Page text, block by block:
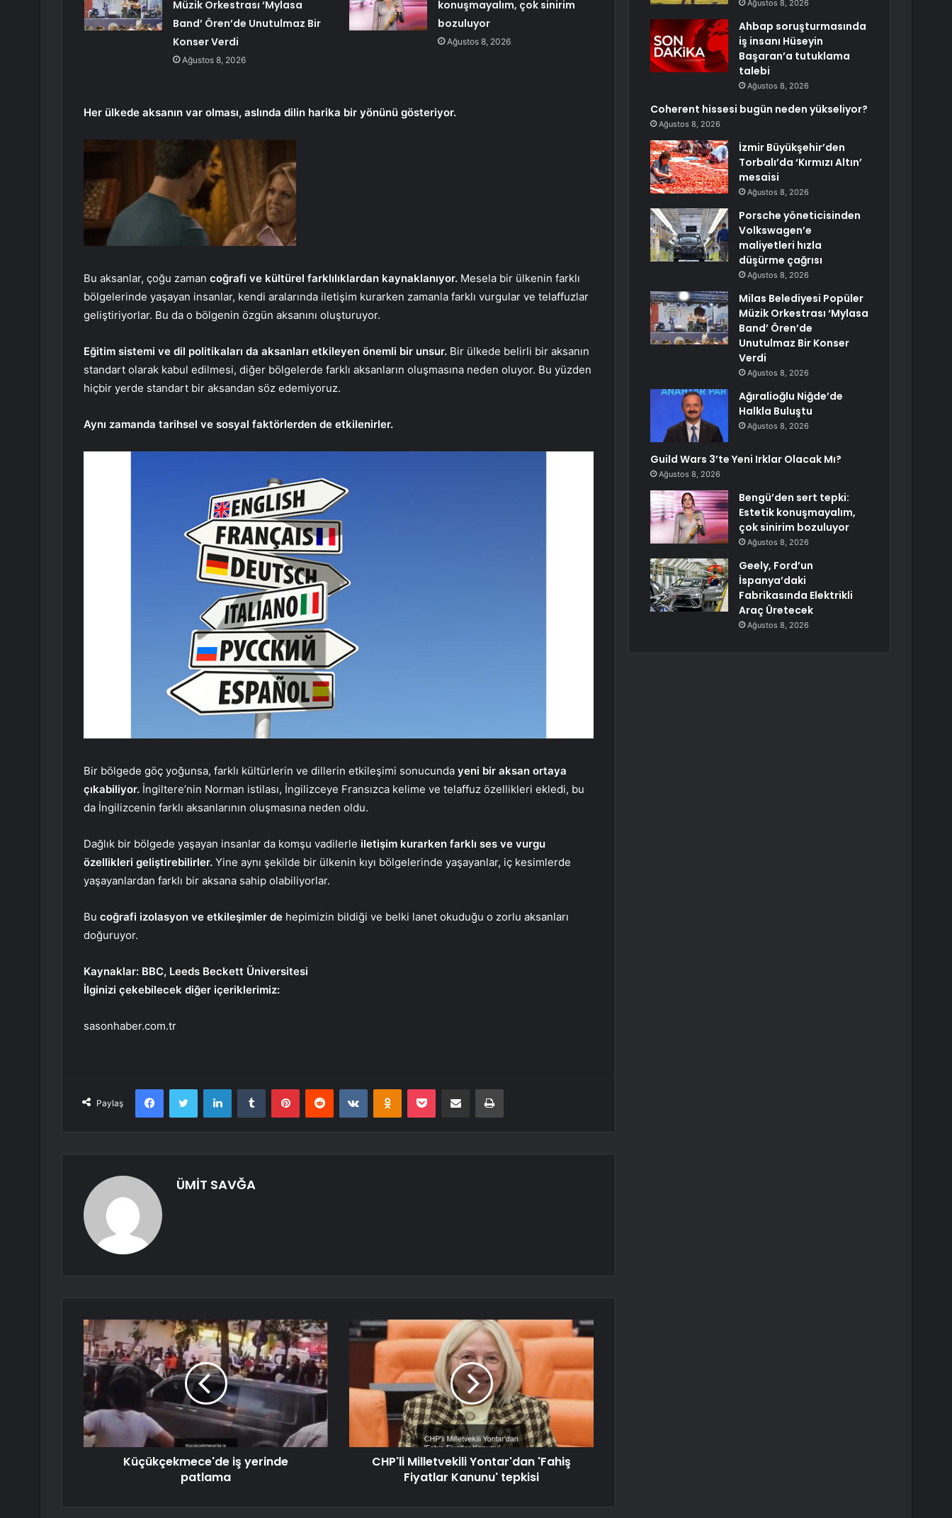
Müzik Orkestrası ‘Mylasa
Band’ Ören’de Unutulmaz Bir
Konser Verdi
Ağustos 8, 2026
konuşmayalım, çok sinirim
bozuluyor
Ağustos 8, 2026
Her ülkede aksanın var olması, aslında dilin harika bir yönünü gösteriyor.
Bu aksanlar, çoğu zaman coğrafi ve kültürel farklılıklardan kaynaklanıyor. Mesela bir ülkenin farklı
bölgelerinde yaşayan insanlar, kendi aralarında iletişim kurarken zamanla farklı vurgular ve telaffuzlar
geliştiriyorlar. Bu da o bölgenin özgün aksanını oluşturuyor.
Eğitim sistemi ve dil politikaları da aksanları etkileyen önemli bir unsur. Bir ülkede belirli bir aksanın
standart olarak kabul edilmesi, diğer bölgelerde farklı aksanların oluşmasına neden oluyor. Bu yüzden
hiçbir yerde standart bir aksandan söz edemiyoruz.
Aynı zamanda tarihsel ve sosyal faktörlerden de etkilenirler.
Bir bölgede göç yoğunsa, farklı kültürlerin ve dillerin etkileşimi sonucunda yeni bir aksan ortaya
çıkabiliyor. İngiltere’nin Norman istilası, İngilizceye Fransızca kelime ve telaffuz özellikleri ekledi, bu
da İngilizcenin farklı aksanlarının oluşmasına neden oldu.
Dağlık bir bölgede yaşayan insanlar da komşu vadilerle iletişim kurarken farklı ses ve vurgu
özellikleri geliştirebilirler. Yine aynı şekilde bir ülkenin kıyı bölgelerinde yaşayanlar, iç kesimlerde
yaşayanlardan farklı bir aksana sahip olabiliyorlar.
Bu coğrafi izolasyon ve etkileşimler de hepimizin bildiği ve belki lanet okuduğu o zorlu aksanları
doğuruyor.
Kaynaklar: BBC, Leeds Beckett Üniversitesi
İlginizi çekebilecek diğer içeriklerimiz:
sasonhaber.com.tr
Paylaş
FacebookTwitter LinkedInTumblr PinterestReddit VKontakteOdnoklassniki
Pocket E-Posta ile paylaş Yazdır
ÜMİT SAVĞA
Küçükçekmece'de iş yerinde
patlama
CHP'li Milletvekili Yontar'dan 'Fahiş
Fiyatlar Kanunu' tepkisi
Ağustos 8, 2026
Ahbap soruşturmasında
iş insanı Hüseyin
Başaran’a tutuklama
talebi
Ağustos 8, 2026
Coherent hissesi bugün neden yükseliyor?
Ağustos 8, 2026
İzmir Büyükşehir’den
Torbalı’da ‘Kırmızı Altın’
mesaisi
Ağustos 8, 2026
Porsche yöneticisinden
Volkswagen’e
maliyetleri hızla
düşürme çağrısı
Ağustos 8, 2026
Milas Belediyesi Popüler
Müzik Orkestrası ‘Mylasa
Band’ Ören’de
Unutulmaz Bir Konser
Verdi
Ağustos 8, 2026
Ağıralioğlu Niğde’de
Halkla Buluştu
Ağustos 8, 2026
Guild Wars 3’te Yeni Irklar Olacak Mı?
Ağustos 8, 2026
Bengü’den sert tepki:
Estetik konuşmayalım,
çok sinirim bozuluyor
Ağustos 8, 2026
Geely, Ford’un
İspanya’daki
Fabrikasında Elektrikli
Araç Üretecek
Ağustos 8, 2026